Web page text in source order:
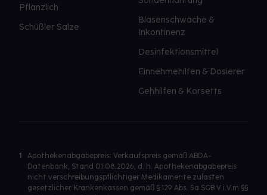
Pflanzlich
Schüßler Salze
Blasenschwäche &
Inkontinenz
Desinfektionsmittel
Einnehmehilfen & Dosierer
Gehhilfen & Korsetts
1
Apothekenabgabepreis: Verkaufspreis gemäß ABDA-
Datenbank, Stand 01.08.2026, d. h. Apothekenabgabepreis
nicht verschreibungspflichtiger Medikamente zulasten
gesetzlicher Krankenkassen gemäß § 129 Abs. 5a SGB V i.V.m §§